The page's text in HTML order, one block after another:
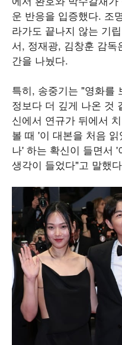
운 반응을 입증했다. 조
라가도 끝나지 않는 기
서, 정재광, 김창훈 감
간을 나눴다.
특히, 송중기는 "영화를
정보다 더 깊게 나온 것
신에서 연규가 뒤에서
볼 때 '이 대본을 처음
나' 하는 확신이 들면서
생각이 들었다"고 말했